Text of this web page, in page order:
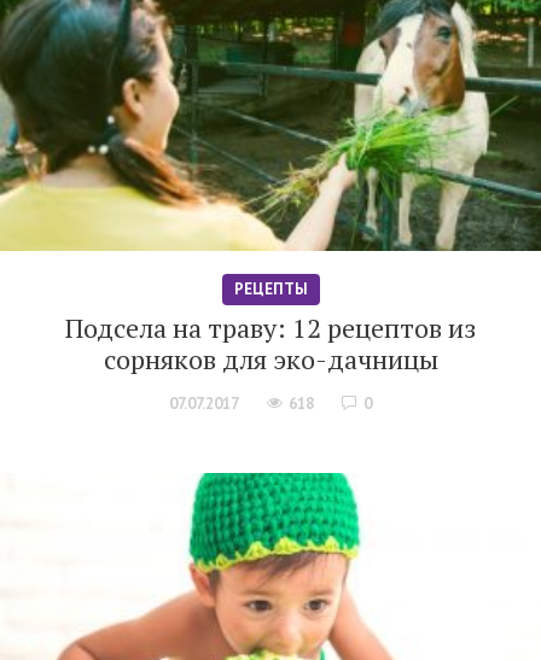
РЕЦЕПТЫ
Подсела на траву: 12 рецептов из
сорняков для эко-дачницы
07.07.2017 618 0